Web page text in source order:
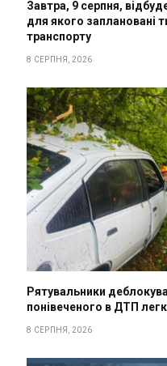
Завтра, 9 серпня,
для якого заплановані
транспорту
8 СЕРПНЯ, 2026
Рятувальники
понівеченого в ДТП
8 СЕРПНЯ, 2026